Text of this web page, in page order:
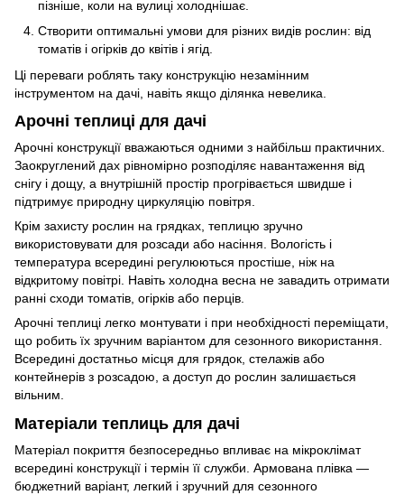
пізніше, коли на вулиці холоднішає.
Створити оптимальні умови для різних видів рослин: від
томатів і огірків до квітів і ягід.
Ці переваги роблять таку конструкцію незамінним
інструментом на дачі, навіть якщо ділянка невелика.
Арочні теплиці для дачі
Арочні конструкції вважаються одними з найбільш практичних.
Заокруглений дах рівномірно розподіляє навантаження від
снігу і дощу, а внутрішній простір прогрівається швидше і
підтримує природну циркуляцію повітря.
Крім захисту рослин на грядках, теплицю зручно
використовувати для розсади або насіння. Вологість і
температура всередині регулюються простіше, ніж на
відкритому повітрі. Навіть холодна весна не завадить отримати
ранні сходи томатів, огірків або перців.
Арочні теплиці легко монтувати і при необхідності переміщати,
що робить їх зручним варіантом для сезонного використання.
Всередині достатньо місця для грядок, стелажів або
контейнерів з розсадою, а доступ до рослин залишається
вільним.
Матеріали теплиць для дачі
Матеріал покриття безпосередньо впливає на мікроклімат
всередині конструкції і термін її служби. Армована плівка —
бюджетний варіант, легкий і зручний для сезонного